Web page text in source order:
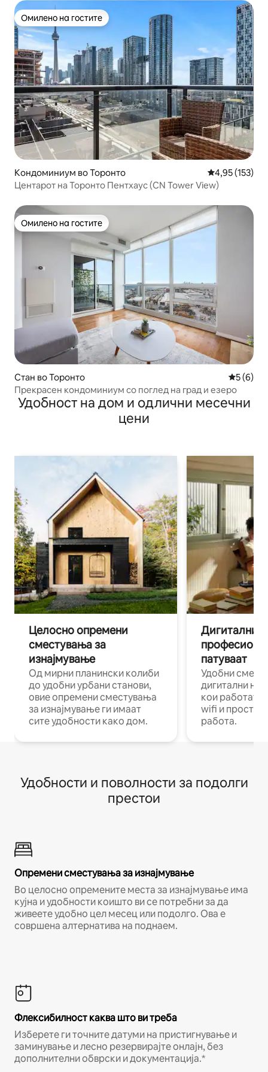
Омилено на гостите
Омилено на гостите
Кондоминиум во Торонто Просечна
4,95 (153)
Центарот на Торонто Пентхаус (CN Tower View)
Омилено на гостите
Омилено на гостите
Стан во Торонто
5 (6)
Прекрасен кондоминиум со поглед на град и езеро
Удобност на дом и одлични месечни
цени
Целосно опремени
сместувања за
изнајмување
Од мирни планински колиби
до удобни урбани станови,
овие опремени сместувања
за изнајмување ги имаат
сите удобности како дом.
Дигитални
патуваат
Удобни
дигитални
кои работат
wifi и
работа.
Удобности и поволности за подолги
престои
Опремени сместувања за изнајмување
Во целосно опремените места за изнајмување има
кујна и удобности коишто ви се потребни за да
живеете удобно цел месец или подолго. Ова е
совршена алтернатива на поднаем.
Флексибилност каква што ви треба
Изберете ги точните датуми на пристигнување и
заминување и лесно резервирајте онлајн, без
дополнителни обврски и документација.*